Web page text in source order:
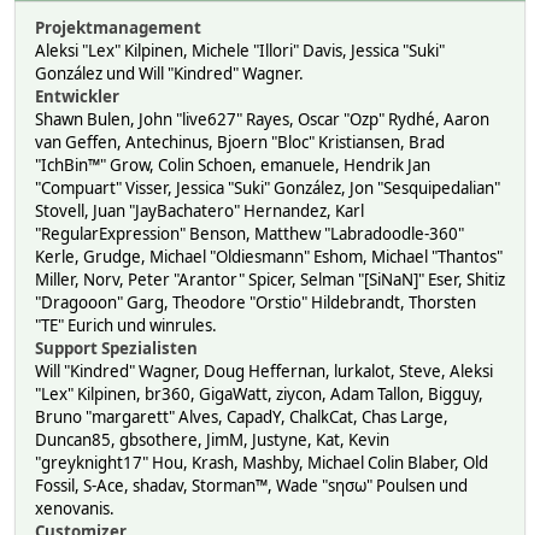
Projektmanagement
Aleksi "Lex" Kilpinen, Michele "Illori" Davis, Jessica "Suki"
González und Will "Kindred" Wagner.
Entwickler
Shawn Bulen, John "live627" Rayes, Oscar "Ozp" Rydhé, Aaron
van Geffen, Antechinus, Bjoern "Bloc" Kristiansen, Brad
"IchBin™" Grow, Colin Schoen, emanuele, Hendrik Jan
"Compuart" Visser, Jessica "Suki" González, Jon "Sesquipedalian"
Stovell, Juan "JayBachatero" Hernandez, Karl
"RegularExpression" Benson, Matthew "Labradoodle-360"
Kerle, Grudge, Michael "Oldiesmann" Eshom, Michael "Thantos"
Miller, Norv, Peter "Arantor" Spicer, Selman "[SiNaN]" Eser, Shitiz
"Dragooon" Garg, Theodore "Orstio" Hildebrandt, Thorsten
"TE" Eurich und winrules.
Support Spezialisten
Will "Kindred" Wagner, Doug Heffernan, lurkalot, Steve, Aleksi
"Lex" Kilpinen, br360, GigaWatt, ziycon, Adam Tallon, Bigguy,
Bruno "margarett" Alves, CapadY, ChalkCat, Chas Large,
Duncan85, gbsothere, JimM, Justyne, Kat, Kevin
"greyknight17" Hou, Krash, Mashby, Michael Colin Blaber, Old
Fossil, S-Ace, shadav, Storman™, Wade "sησω" Poulsen und
xenovanis.